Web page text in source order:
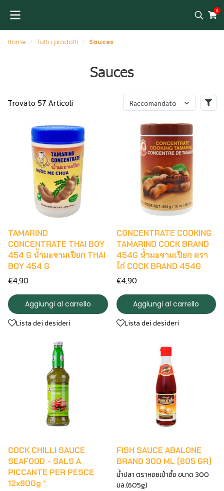
0
Home Tutti i prodotti Sauces
Sauces
Trovato 57 Articoli Raccomandato
TAMARIND
CONCENTRATE THAI BOY
454 G น้ำมะขามเปียก THAI
BOY 454 G
€4,90
Aggiungi al carrello
Lista dei desideri
CONCENTRATE COOKING
TAMARIND COCK BRAND
454G น้ำมะขามเปียก ตรา
ไก่ COCK BRAND 454G
€4,90
Aggiungi al carrello
Lista dei desideri
COCK CHILLI SAUCE
SEAFOOD - SALS A
PICCANTE PER PESCE
12x800g *
FISH SAUCE ABALONE
BRAND 300 ML (605 GR)
น้ำปลา ตราหอยเป๋าฮื้อ ขนาด 300
มล.(605g)